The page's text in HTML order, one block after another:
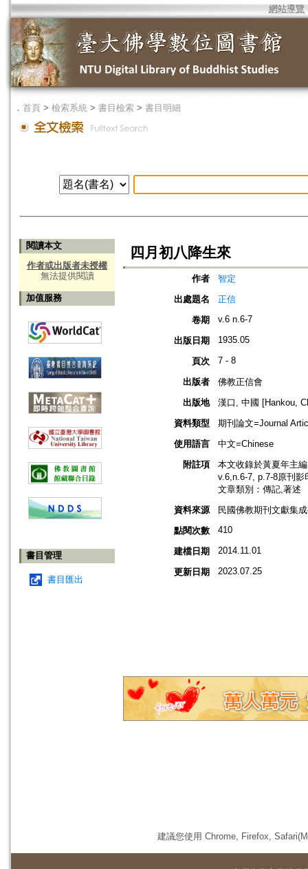
網站導覽
． 首頁 > 檢索系統 > 書目檢索 > 書目明細
閱讀本文
作者或出版者未授權
無法提供閱讀
加值服務
書目管理
書目匯出
四月初八降生來
作者
智定
出處題名
正信
卷期
v.6 n.6-7
出版日期 1935.05
頁次 7 - 8
出版者
佛教正信會
出版地
漢口, 中國 [Hankou,
資料類型
期刊論文=Journal
使用語言
中文=Chinese
附註項
本文收錄於黃夏年主
v.6,n.6-7, p.7-8原刊影
文章類別：傳記,著述
資料來源
民國佛教期刊文獻集
點閱次數
410
建檔日期 2014.11.01
更新日期 2023.07.25
建議您使用 Chrome, Firefox,